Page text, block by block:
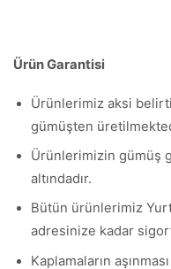
Ürün Garantisi
Ürünlerimiz aksi
gümüşten
Ürünlerimizin gümüş
altındadır.
Bütün ürünlerimiz
adresinize kadar
Kaplamaların